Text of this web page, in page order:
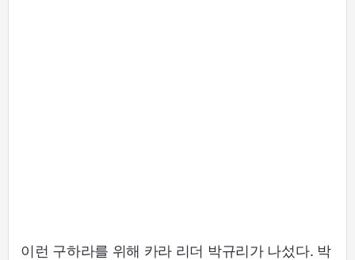
이런 구하라를 위해 카라 리더 박규리가 나섰다. 박